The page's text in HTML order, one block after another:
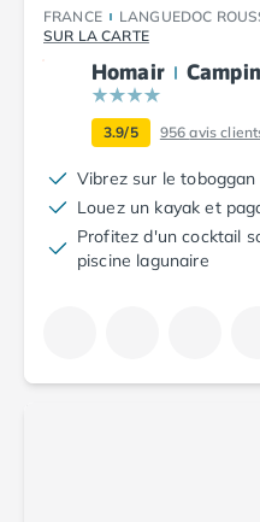
Camping Argelès-sur-
Camping Canet-en-
Camping Collioure
Camping Le Barcarès
Camping Perpignan
Camping Saint-Cyprien
Camping Limousin
Camping Corrèze
Camping Lorraine
FRANCE LANGUEDOC
SUR LA CARTE
Homair
3.9/5 956avis
Vibrez sur le
Louez un kayak et
Profitez d'un cocktail
piscine lagunaire